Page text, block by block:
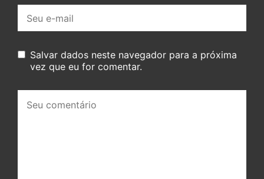
mail:
Salvar dados neste navegador para a próxima
vez que eu for comentar.
comentário: